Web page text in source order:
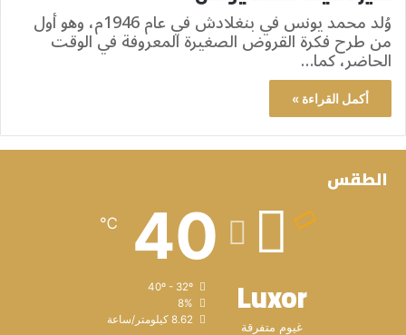
وُلد محمد يونس في بنغلادش في عام 1946م، وهو أول
من طرح فكرة القروض الصغيرة المعروفة في الوقت
الحاضر، كما…
أكمل القراءة »
الطقس
Luxor
غيوم متفرقة
40
℃
40º - 32º
8%
8.62 كيلومتر/ساعة